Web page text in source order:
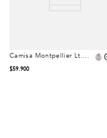
Camisa Montpellier Lt.
$59.900
Talla